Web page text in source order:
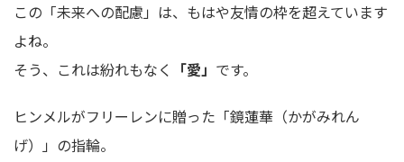
この「未来への配慮」は、もはや友情の枠を超えています
よね。
そう、これは紛れもなく 「愛」 です。
ヒンメルがフリーレンに贈った「鏡蓮華（かがみれん
げ）」の指輪。